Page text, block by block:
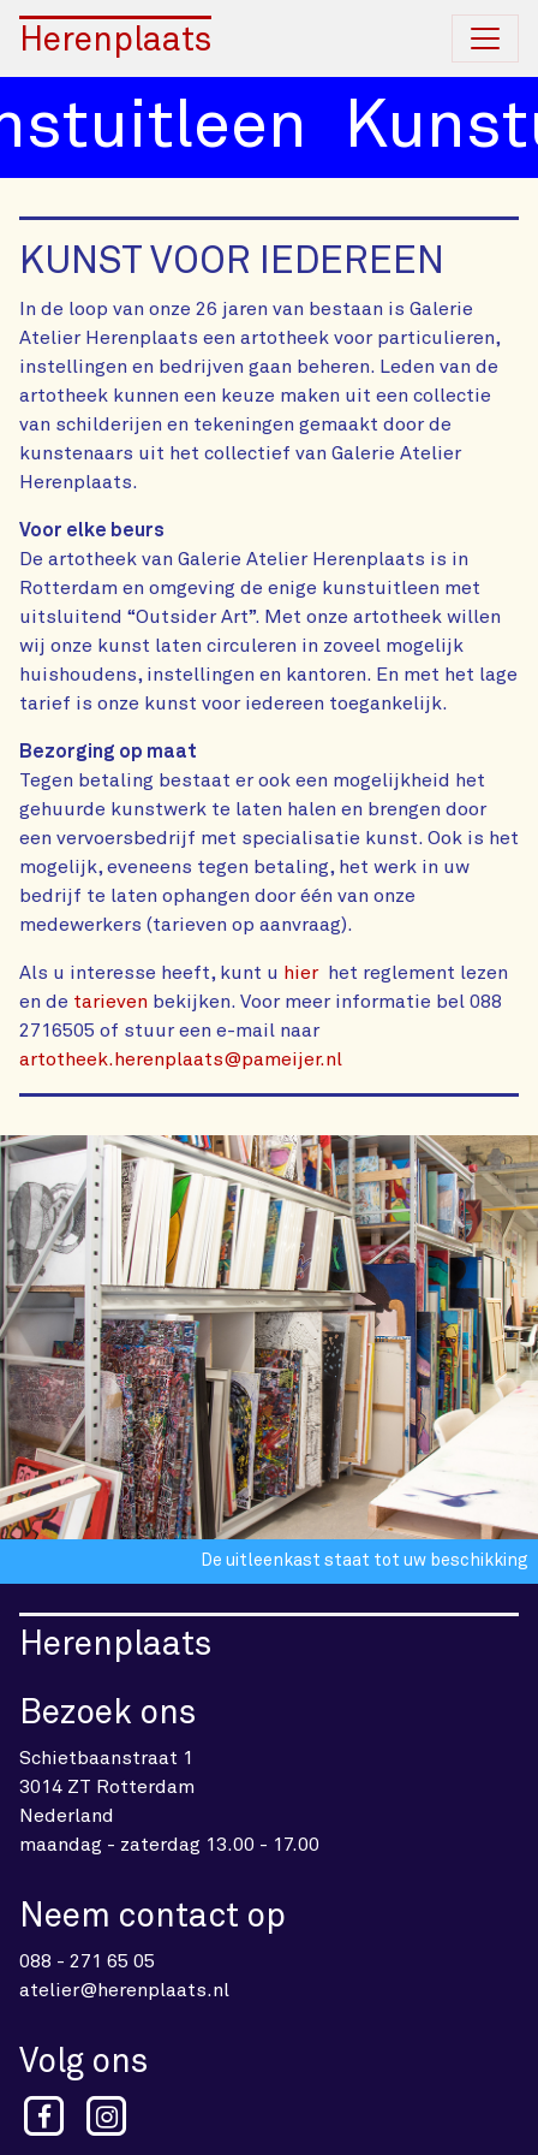
Herenplaats
KUNST VOOR IEDEREEN
In de loop van onze 26 jaren van bestaan is Galerie
Atelier Herenplaats een artotheek voor particulieren,
instellingen en bedrijven gaan beheren. Leden van de
artotheek kunnen een keuze maken uit een collectie
van schilderijen en tekeningen gemaakt door de
kunstenaars uit het collectief van Galerie Atelier
Herenplaats.
Voor elke beurs
De artotheek van Galerie Atelier Herenplaats is in
Rotterdam en omgeving de enige kunstuitleen met
uitsluitend “Outsider Art”. Met onze artotheek willen
wij onze kunst laten circuleren in zoveel mogelijk
huishoudens, instellingen en kantoren. En met het lage
tarief is onze kunst voor iedereen toegankelijk.
Bezorging op maat
Tegen betaling bestaat er ook een mogelijkheid het
gehuurde kunstwerk te laten halen en brengen door
een vervoersbedrijf met specialisatie kunst. Ook is het
mogelijk, eveneens tegen betaling, het werk in uw
bedrijf te laten ophangen door één van onze
medewerkers (tarieven op aanvraag).
Als u interesse heeft, kunt u hierhet reglement lezen
en de tarieven bekijken. Voor meer informatie bel 088
2716505 of stuur een e-mail naar
artotheek.herenplaats@pameijer.nl
De uitleenkast staat tot uw beschikking
Herenplaats
Bezoek ons
Schietbaanstraat 1
3014 ZT Rotterdam
Nederland
maandag - zaterdag 13.00 - 17.00
Neem contact op
088 - 271 65 05
atelier@herenplaats.nl
Volg ons